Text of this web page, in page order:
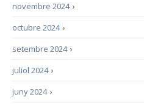
›
novembre 2024
›
octubre 2024
›
setembre 2024
›
juliol 2024
›
juny 2024